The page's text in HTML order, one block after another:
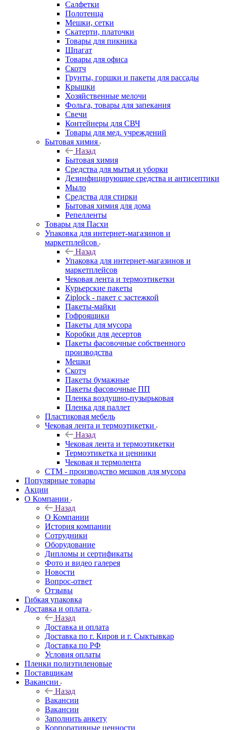
Салфетки
Полотенца
Мешки, сетки
Скатерти, платочки
Товары для пикника
Шпагат
Товары для офиса
Скотч
Грунты, горшки и пакеты для рассады
Крышки
Хозяйственные мелочи
Фольга, товары для запекания
Свечи
Контейнеры для СВЧ
Товары для мед. учреждений
Бытовая химия
Назад
Бытовая химия
Средства для мытья и уборки
Дезинфицирующие средства и антисептики
Мыло
Средства для стирки
Бытовая химия для дома
Репелленты
Товары для Пасхи
Упаковка для интернет-магазинов и
маркетплейсов
Назад
Упаковка для интернет-магазинов и
маркетплейсов
Чековая лента и термоэтикетки
Курьерские пакеты
Ziplock - пакет с застежкой
Пакеты-майки
Гофроящики
Пакеты для мусора
Коробки для десертов
Пакеты фасовочные собственного
производства
Мешки
Скотч
Пакеты бумажные
Пакеты фасовочные ПП
Пленка воздушно-пузырьковая
Пленка для паллет
Пластиковая мебель
Чековая лента и термоэтикетки
Назад
Чековая лента и термоэтикетки
Термоэтикетка и ценники
Чековая и термолента
СТМ - производство мешков для мусора
Популярные товары
Акции
О Компании
Назад
О Компании
История компании
Сотрудники
Оборудование
Дипломы и сертификаты
Фото и видео галерея
Новости
Вопрос-ответ
Отзывы
Гибкая упаковка
Доставка и оплата
Назад
Доставка и оплата
Доставка по г. Киров и г. Сыктывкар
Доставка по РФ
Условия оплаты
Пленки полиэтиленовые
Поставщикам
Вакансии
Назад
Вакансии
Вакансии
Заполнить анкету
Корпоративные ценности